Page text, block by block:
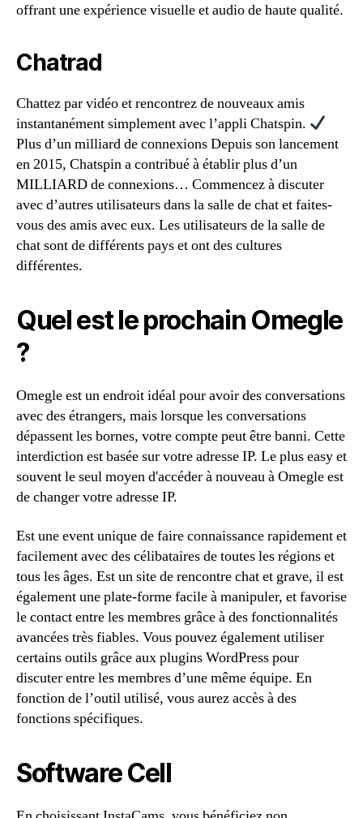
offrant une expérience visuelle et audio de haute qualité.
Chatrad
Chattez par vidéo et rencontrez de nouveaux amis
instantanément simplement avec l’appli Chatspin.
Plus d’un milliard de connexions Depuis son lancement
en 2015, Chatspin a contribué à établir plus d’un
MILLIARD de connexions… Commencez à discuter
avec d’autres utilisateurs dans la salle de chat et faites-
vous des amis avec eux. Les utilisateurs de la salle de
chat sont de différents pays et ont des cultures
différentes.
Quel est le prochain Omegle
?
Omegle est un endroit idéal pour avoir des conversations
avec des étrangers, mais lorsque les conversations
dépassent les bornes, votre compte peut être banni. Cette
interdiction est basée sur votre adresse IP. Le plus easy et
souvent le seul moyen d'accéder à nouveau à Omegle est
de changer votre adresse IP.
Est une event unique de faire connaissance rapidement et
facilement avec des célibataires de toutes les régions et
tous les âges. Est un site de rencontre chat et grave, il est
également une plate-forme facile à manipuler, et favorise
le contact entre les membres grâce à des fonctionnalités
avancées très fiables. Vous pouvez également utiliser
certains outils grâce aux plugins WordPress pour
discuter entre les membres d’une même équipe. En
fonction de l’outil utilisé, vous aurez accès à des
fonctions spécifiques.
Software Cell